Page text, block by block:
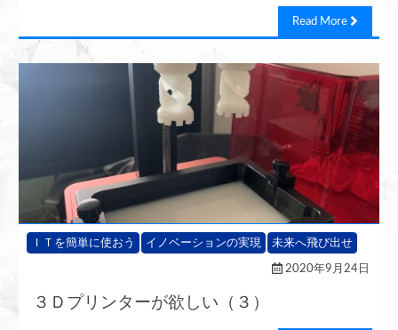
Read More
ＩＴを簡単に使おう イノベーションの実現 未来へ飛び出せ
2020年9月24日
３Ｄプリンターが欲しい（３）